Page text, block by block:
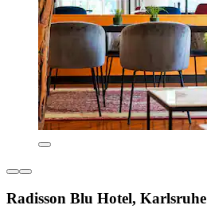
Radisson Blu Hotel, Karlsruhe